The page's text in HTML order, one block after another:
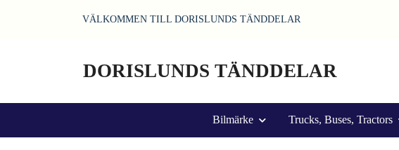
VÄLKOMMEN TILL DORISLUNDS TÄNDDELAR
DORISLUNDS TÄNDDELAR
Bilmärke Trucks, Buses, Tractors